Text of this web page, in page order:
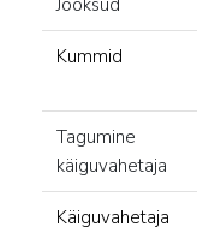
Jooksud
Kummid
Tagumine
käiguvahetaja
Käiguvahetaja